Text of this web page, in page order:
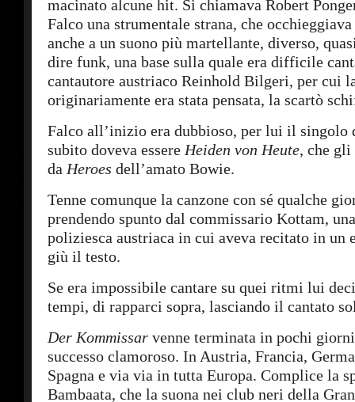
macinato alcune hit. Si chiamava Robert
Falco una strumentale strana, che
anche a un suono più martellante, diverso,
dire funk, una base sulla quale era difficile
cantautore austriaco Reinhold Bilgeri, per cui
originariamente era stata pensata, la scartò
Falco all’inizio era dubbioso, per lui il singolo
subito doveva essere Heiden von Heute, che gli
da Heroes dell’amato Bowie.
Tenne comunque la canzone con sé qualche
prendendo spunto dal commissario Kottam,
poliziesca austriaca in cui aveva recitato in un
giù il testo.
Se era impossibile cantare su quei ritmi lui
tempi, di rapparci sopra, lasciando il cantato
Der Kommissar venne terminata in pochi
successo clamoroso. In Austria, Francia,
Spagna e via via in tutta Europa. Complice la
Bambaata, che la suona nei club neri della